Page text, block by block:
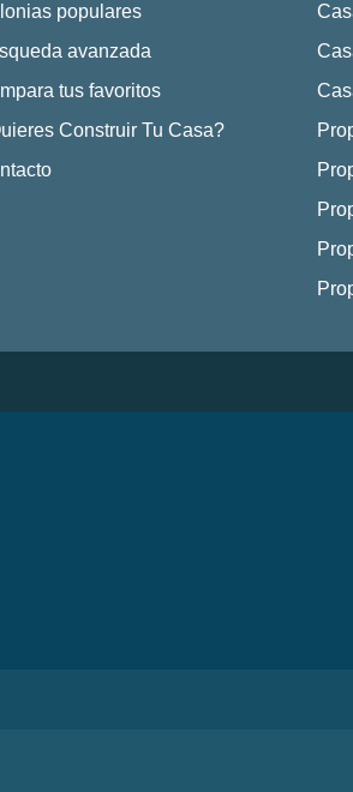
populares
avanzada
tus favoritos
Construir Tu Casa?